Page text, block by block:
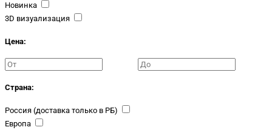
Новинка
3D визуализация
Цена:
Страна:
Россия (доставка только в РБ)
Европа